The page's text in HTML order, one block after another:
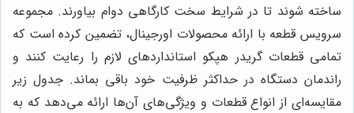
ساخته شوند تا در شرایط سخت کارگاهی دوام بیاورند. مجموعه
سرویس قطعه با ارائه محصولات اورجینال، تضمین کرده است که
تمامی قطعات گريدر هپكو استانداردهای لازم را رعایت کنند و
راندمان دستگاه در حداکثر ظرفیت خود باقی بماند. جدول زیر
مقایسه‌ای از انواع قطعات و ویژگی‌های آن‌ها ارائه می‌دهد که به